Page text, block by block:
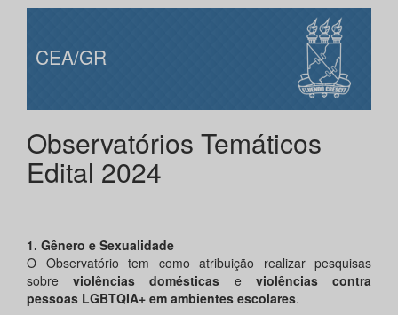
CEA/GR
Observatórios Temáticos
Edital 2024
1. Gênero e Sexualidade
O Observatório tem como atribuição realizar pesquisas
sobreviolências domésticas e violências contra
pessoas LGBTQIA+ em ambientes escolares.